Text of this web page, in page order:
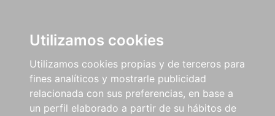
Utilizamos cookies
Utilizamos cookies propias y de terceros para
fines analíticos y mostrarle publicidad
relacionada con sus preferencias, en base a
un perfil elaborado a partir de su hábitos de